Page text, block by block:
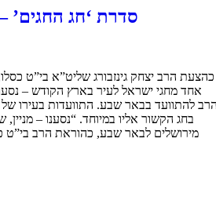
סדרת ‘חג
כהצעת הרב יצחק גינזבורג שליט”א בי”ט
אחד מחגי ישראל לעיר בארץ הקודש – נסעו
להתוועד בבאר שבע. התוועדות בעירו
בחג הקשור אליו במיוחד. “נסענו –
מירושלים לבאר שבע, כהוראת הרב בי”ט